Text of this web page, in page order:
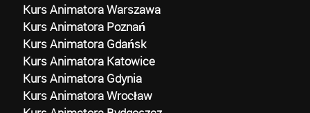
Kurs Animatora Warszawa
Kurs Animatora Poznań
Kurs Animatora Gdańsk
Kurs Animatora Katowice
Kurs Animatora Gdynia
Kurs Animatora Wrocław